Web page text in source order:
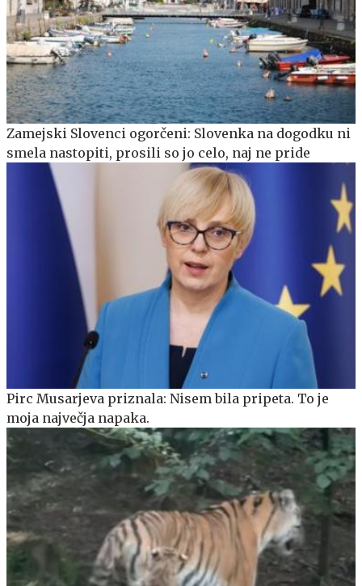
Zamejski Slovenci ogorčeni: Slovenka na dogodku ni
smela nastopiti, prosili so jo celo, naj ne pride
Pirc Musarjeva priznala: Nisem bila pripeta. To je
moja največja napaka.